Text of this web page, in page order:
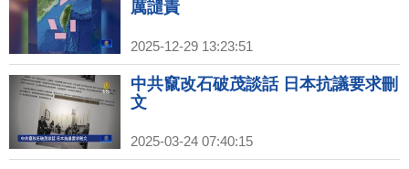
厲譴責
2025-12-29 13:23:51
中共竄改石破茂談話 日本抗議要求刪
文
2025-03-24 07:40:15